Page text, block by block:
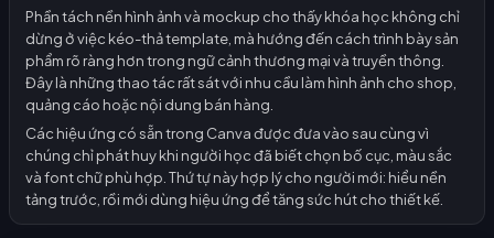
Phần tách nền hình ảnh và mockup cho thấy khóa học không chỉ
dừng ở việc kéo-thả template, mà hướng đến cách trình bày sản
phẩm rõ ràng hơn trong ngữ cảnh thương mại và truyền thông.
Đây là những thao tác rất sát với nhu cầu làm hình ảnh cho shop,
quảng cáo hoặc nội dung bán hàng.
Các hiệu ứng có sẵn trong Canva được đưa vào sau cùng vì
chúng chỉ phát huy khi người học đã biết chọn bố cục, màu sắc
và font chữ phù hợp. Thứ tự này hợp lý cho người mới: hiểu nền
tảng trước, rồi mới dùng hiệu ứng để tăng sức hút cho thiết kế.